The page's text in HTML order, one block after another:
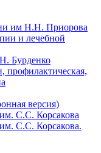
им Н.Н. Приорова
и лечебной
Бурденко
профилактическая,
версия)
С.С. Корсакова
С.С. Корсакова.